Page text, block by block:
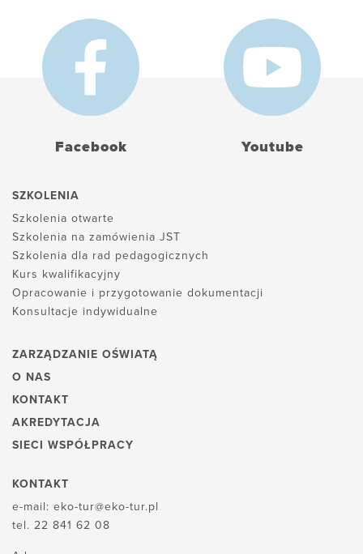
Facebook Youtube
SZKOLENIA
Szkolenia otwarte
Szkolenia na zamówienia JST
Szkolenia dla rad pedagogicznych
Kurs kwalifikacyjny
Opracowanie i przygotowanie dokumentacji
Konsultacje indywidualne
ZARZĄDZANIE OŚWIATĄ
O NAS
KONTAKT
AKREDYTACJA
SIECI WSPÓŁPRACY
KONTAKT
e-mail: eko-tur@eko-tur.pl
tel. 22 841 62 08